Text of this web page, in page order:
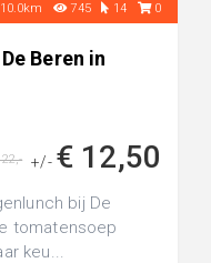
745 14 0
Beren in
+/- € 12,50
bij De
tomatensoep
keu...